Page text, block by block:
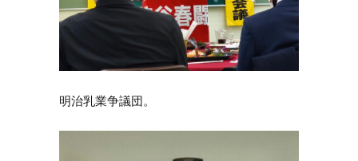
明治乳業争議団。